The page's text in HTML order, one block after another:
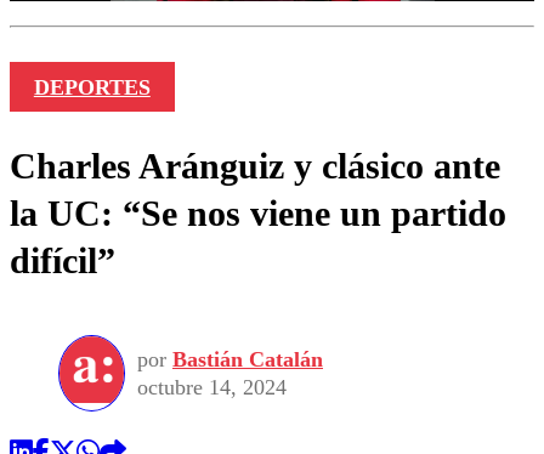
DEPORTES
Charles Aránguiz y clásico ante
la UC: “Se nos viene un partido
difícil”
por Bastián Catalán
octubre 14, 2024